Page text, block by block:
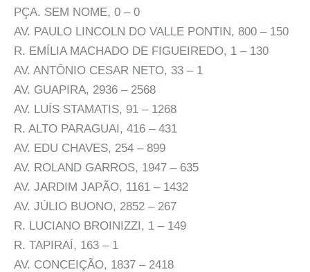
PÇA. SEM NOME, 0 – 0
AV. PAULO LINCOLN DO VALLE PONTIN, 800 – 150
R. EMÍLIA MACHADO DE FIGUEIREDO, 1 – 130
AV. ANTÔNIO CESAR NETO, 33 – 1
AV. GUAPIRA, 2936 – 2568
AV. LUÍS STAMATIS, 91 – 1268
R. ALTO PARAGUAI, 416 – 431
AV. EDU CHAVES, 254 – 899
AV. ROLAND GARROS, 1947 – 635
AV. JARDIM JAPÃO, 1161 – 1432
AV. JÚLIO BUONO, 2852 – 267
R. LUCIANO BROINIZZI, 1 – 149
R. TAPIRAÍ, 163 – 1
AV. CONCEIÇÃO, 1837 – 2418